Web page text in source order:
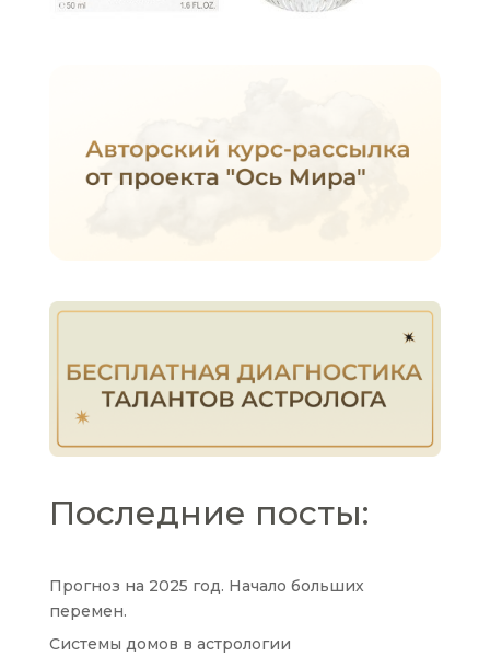
Последние посты:
Прогноз на 2025 год. Начало больших
перемен.
Системы домов в астрологии